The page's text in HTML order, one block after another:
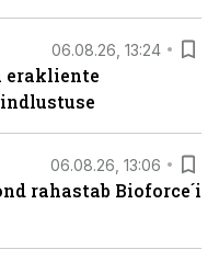
06.08.26, 13:24
erakliente
06.08.26, 13:06
rahastab Bioforce´i